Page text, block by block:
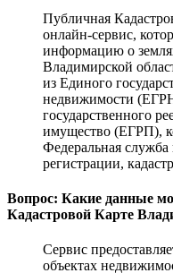
Публичная
онлайн-сервис,
информацию о
Владимирской
из Единого
недвижимости
государственного
имущество (ЕГРП),
Федеральная служба
регистрации,
Вопрос: Какие данные
Кадастровой Карте
Сервис
объектах